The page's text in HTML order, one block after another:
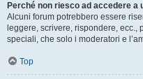
Perché non riesco ad accedere a
Alcuni forum potrebbero essere
leggere, scrivere, rispondere,
speciali, che solo i moderatori e
Top